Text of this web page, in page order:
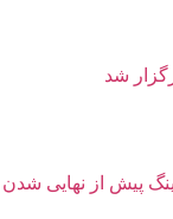
شد
پیش از نهایی شدن